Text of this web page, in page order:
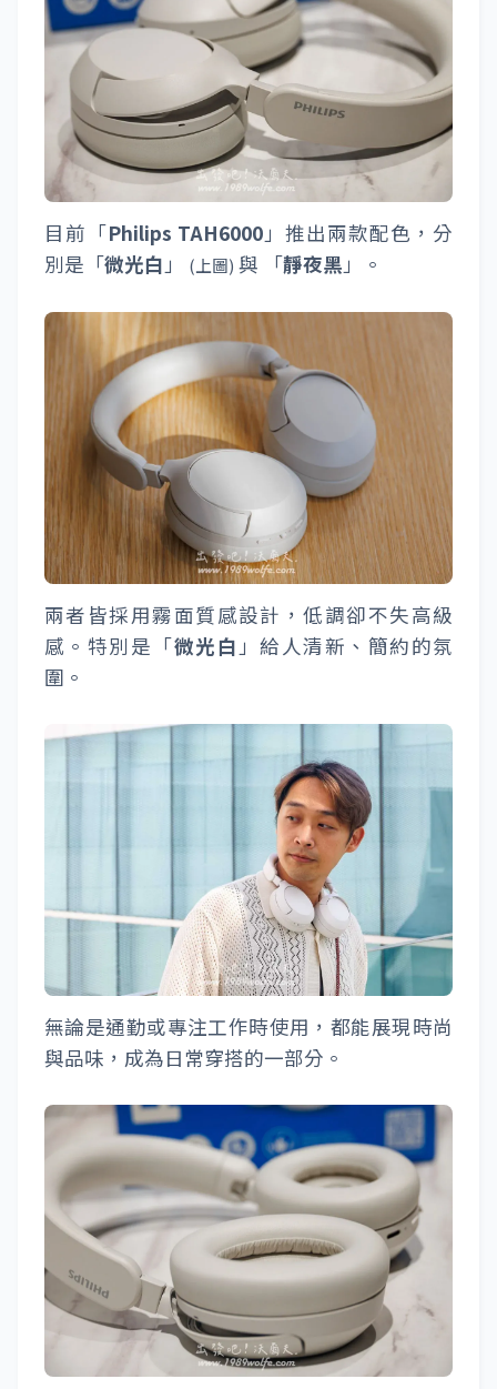
目前「Philips TAH6000 」推出兩款配色，分
別是「微光白 」 (上圖) 與 「靜夜黑 」。
兩者皆採用霧面質感設計，低調卻不失高級
感。特別是「微光白 」給人清新、簡約的氛
圍。
無論是通勤或專注工作時使用，都能展現時尚
與品味，成為日常穿搭的一部分。